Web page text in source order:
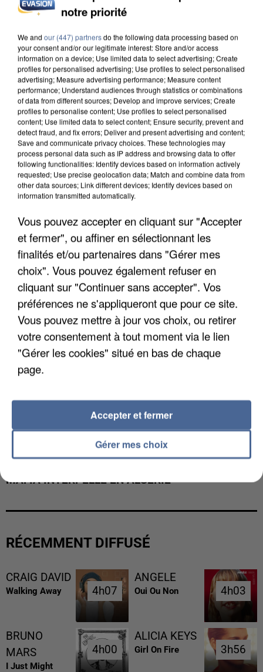
INCENDIES : L’ÎLE-DE-FRANCE LANCE UN ÉLAN
APRÈS TOUTES CES CANICULES, LES REFUGES
DE FAUNE SAUVAGE SONT...
MAFIA INTERPELLÉ EN ALGÉRIE
RÉCEMMENT DIFFUSÉ
CRAIG DAVID
Walking Away 4h07
4h07
ANGELE
Oui Ou Non 4h03
4h03
BRUNO
MARS
I Just Might
4h00
4h00
ALICIA KEYS
Girl On Fire 3h56
3h56
notre priorité
We and our (447) partnersdo the following data processing based on
your consent and/or our legitimate interest: Store and/or access
information on a device; Use limited data to select advertising; Create
profiles for personalised advertising; Use profiles to select personalised
advertising; Measure advertising performance; Measure content
performance; Understand audiences through statistics or combinations
of data from different sources; Develop and improve services; Create
profiles to personalise content; Use profiles to select personalised
content; Use limited data to select content; Ensure security, prevent and
detect fraud, and fix errors; Deliver and present advertising and content;
Save and communicate privacy choices. These technologies may
process personal data such as IP address and browsing data to offer
following functionalities: Identify devices based on information actively
requested; Use precise geolocation data; Match and combine data from
other data sources; Link different devices; Identify devices based on
information transmitted automatically.
Vous pouvez accepter en cliquant sur "Accepter
et fermer", ou affiner en sélectionnant les
finalités et/ou partenaires dans "Gérer mes
choix". Vous pouvez également refuser en
cliquant sur "Continuer sans accepter". Vos
préférences ne s'appliqueront que pour ce site.
Vous pouvez mettre à jour vos choix, ou retirer
votre consentement à tout moment via le lien
"Gérer les cookies" situé en bas de chaque
page.
Gérer mes choix
Accepter et fermer